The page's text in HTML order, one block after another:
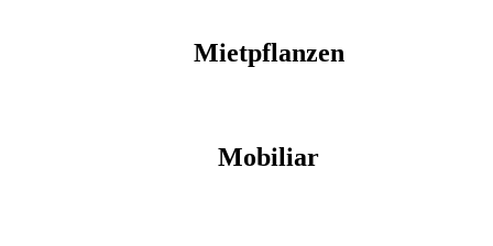
Mietpflanzen
Mobiliar